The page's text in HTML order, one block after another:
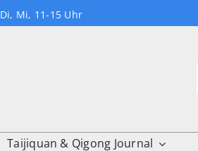
Di, Mi, 11-15 Uhr
Taijiquan & Qigong Journal